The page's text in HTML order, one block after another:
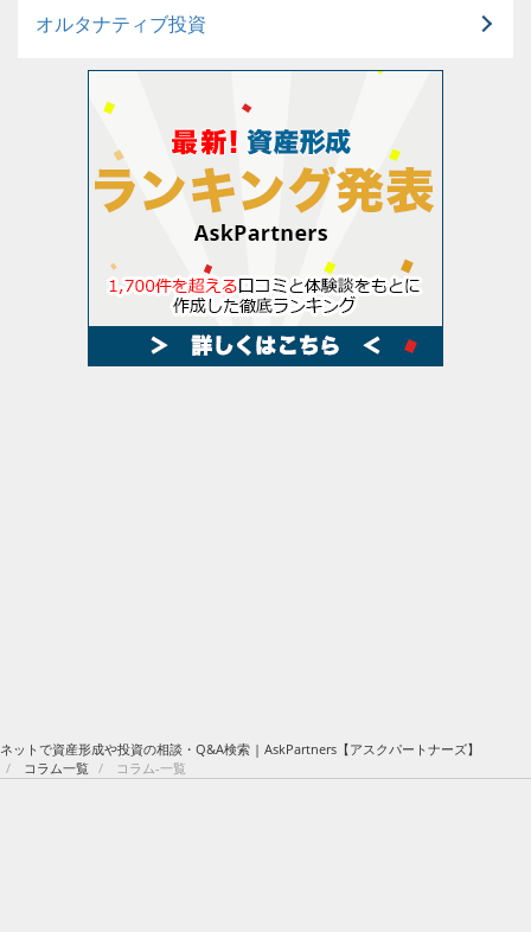
オルタナティブ投資
ネットで資産形成や投資の相談・Q&A検索 | AskPartners【アスクパートナーズ】
コラム一覧
コラム-一覧